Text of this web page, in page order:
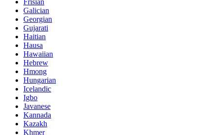
Galician
Georgian
Gujarati
Haitian
Hausa
Hawaiian
Hebrew
Hmong
Hungarian
Icelandic
Igbo
Javanese
Kannada
Kazakh
Khmer